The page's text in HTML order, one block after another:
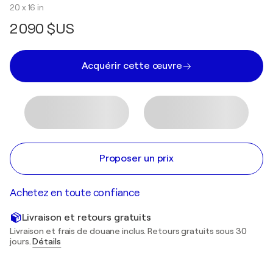
20 x 16 in
2 090 $US
Acquérir cette œuvre
Proposer un prix
Achetez en toute confiance
Livraison et retours gratuits
Livraison et frais de douane inclus. Retours gratuits sous 30
jours.Détails